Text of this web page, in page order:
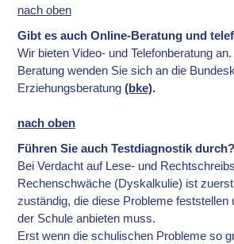
nach oben
Gibt es auch Online-Beratung und
Wir bieten Video- und Telefonberatung
Beratung wenden Sie sich an die
Erziehungsberatung (bke).
nach oben
Führen Sie auch Testdiagnostik durch?
Bei Verdacht auf Lese- und
Rechenschwäche (Dyskalkulie) ist
zuständig, die diese Probleme feststellen
der Schule anbieten muss.
Erst wenn die schulischen Probleme so